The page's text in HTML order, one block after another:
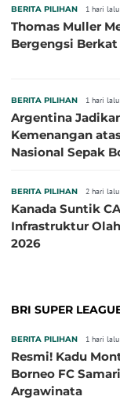
BERITA PILIHAN 1 hari lalu
Thomas Muller
Bergengsi
BERITA PILIHAN 1 hari lalu
Argentina
Kemenangan
Nasional Sepak
BERITA PILIHAN 2 hari lalu
Kanada Suntik
Infrastruktur
2026
BRI SUPER
BERITA PILIHAN 1 hari lalu
Resmi! Kadu
Borneo FC
Argawinata